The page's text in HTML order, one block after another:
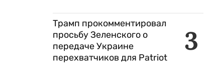
3
Трамп прокомментировал
просьбу Зеленского о
передаче Украине
перехватчиков для Patriot